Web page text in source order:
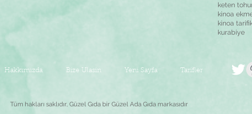
keten
kinoa
kinoa tarifi
kurabiye
Hakkımızda Bize Ulasin Yeni Sayfa Tarifler
Tüm hakları saklıdır, Güzel Gıda bir Güzel Ada Gıda markasıdır